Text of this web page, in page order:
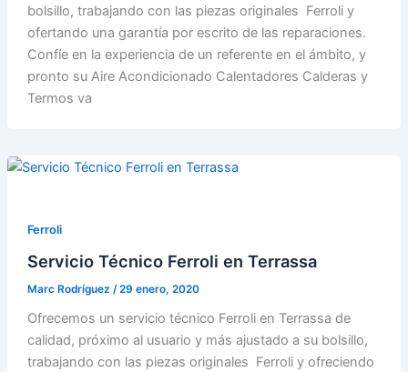
bolsillo, trabajando con las piezas originales Ferroli y
ofertando una garantía por escrito de las reparaciones.
Confíe en la experiencia de un referente en el ámbito, y
pronto su Aire Acondicionado Calentadores Calderas y
Termos va
Ferroli
Servicio Técnico Ferroli en Terrassa
Marc Rodríguez /29 enero, 2020
Ofrecemos un servicio técnico Ferroli en Terrassa de
calidad, próximo al usuario y más ajustado a su bolsillo,
trabajando con las piezas originales Ferroli y ofreciendo